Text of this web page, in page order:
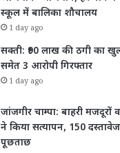
स्कूल में बालिका शौचालय
1 day ago
सक्ती: ₹90 लाख की ठगी का
समेत 3 आरोपी गिरफ्तार
1 day ago
जांजगीर चाम्पा: बाहरी मजदूरों
ने किया सत्यापन, 150
पूछताछ